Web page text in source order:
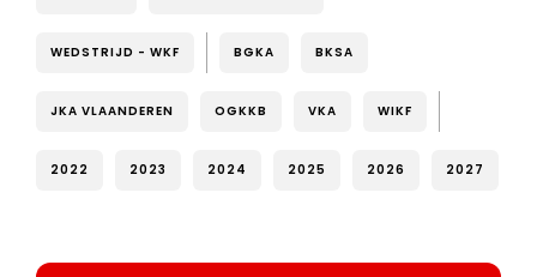
WEDSTRIJD - WKF BGKA BKSA
JKA VLAANDEREN OGKKB VKA WIKF
2022 2023 2024 2025 2026 2027